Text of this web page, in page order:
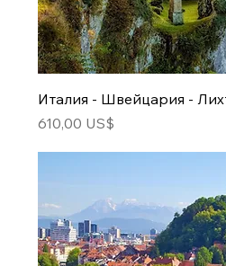
Италия - Швейцария -
Цена
610,00 US$